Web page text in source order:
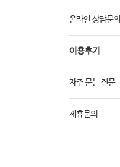
온라인 상담문의
이용후기
자주 묻는 질문
제휴문의